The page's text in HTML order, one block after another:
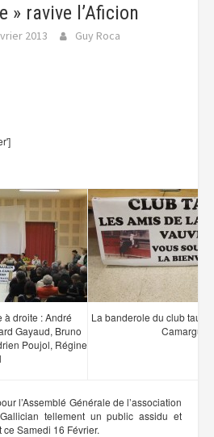
» ravive l’Aficion
2013 Guy Roca
à droite : André
Gayaud, Bruno
Poujol, Régine
La banderole du club
Camargue
l’Assemblé Générale de l’association
tellement un public assidu et
ce Samedi 16 Février.